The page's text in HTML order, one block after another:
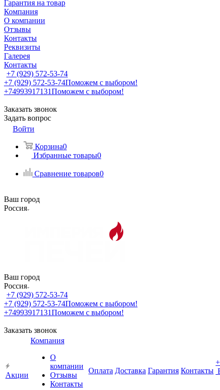
Гарантия на товар
Компания
О компании
Отзывы
Контакты
Реквизиты
Галерея
Контакты
+7 (929) 572-53-74
+7 (929) 572-53-74Поможем с выбором!
+74993917131Поможем с выбором!
Заказать звонок
Задать вопрос
Войти
Корзина0
Избранные товары0
Сравнение товаров0
Ваш город
Россия
Ваш город
Россия
+7 (929) 572-53-74
+7 (929) 572-53-74Поможем с выбором!
+74993917131Поможем с выбором!
Заказать звонок
Акции
Компания
О
компании
Отзывы
Контакты
Оплата Доставка Гарантия Контакты
+